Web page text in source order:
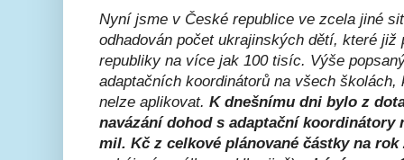
Nyní jsme v České republice ve zcela jiné
odhadován počet ukrajinských dětí, které
republiky na více jak 100 tisíc. Výše
adaptačních koordinátorů na všech
nelze aplikovat. K dnešnímu dni bylo z
navázání dohod s adaptační koordinátory
mil. Kč z celkové plánované částky na rok